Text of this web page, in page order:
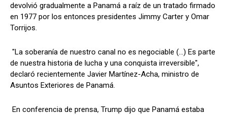
devolvió gradualmente a Panamá a raíz de un tratado firmado
en 1977 por los entonces presidentes Jimmy Carter y Omar
Torrijos.
"La soberanía de nuestro canal no es negociable (...) Es parte
de nuestra historia de lucha y una conquista irreversible",
declaró recientemente Javier Martínez-Acha, ministro de
Asuntos Exteriores de Panamá.
En conferencia de prensa, Trump dijo que Panamá estaba